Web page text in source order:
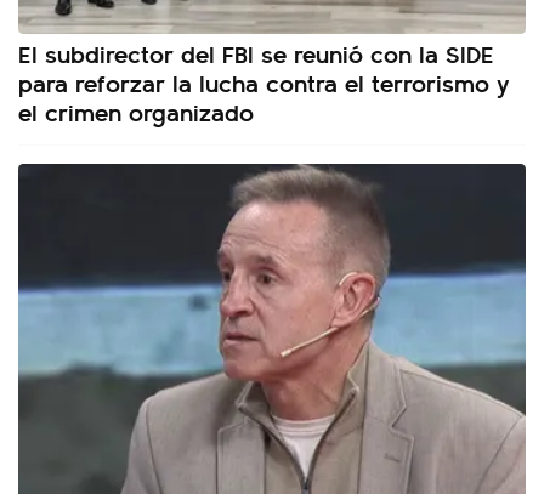
El subdirector del FBI se reunió con la SIDE
para reforzar la lucha contra el terrorismo y
el crimen organizado